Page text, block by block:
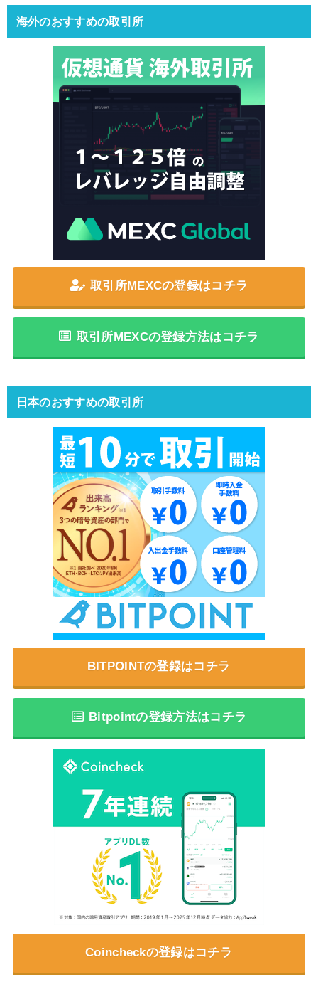
海外のおすすめの取引所
取引所MEXCの登録はコチラ
取引所MEXCの登録方法はコチラ
日本のおすすめの取引所
BITPOINTの登録はコチラ
Bitpointの登録方法はコチラ
Coincheckの登録はコチラ